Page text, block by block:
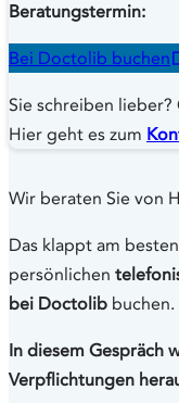
Beratungstermin:
Bei Doctolib buchen
Sie schreiben lieber?
Hier geht es zum
Wir beraten Sie von
Das klappt am
persönlichen
bei Doctolib buchen.
In diesem Gespräch
Verpflichtungen